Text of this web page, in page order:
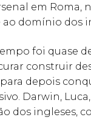
em
domínio dos
foi quase
construir
depois
Darwin,
dos ingleses,